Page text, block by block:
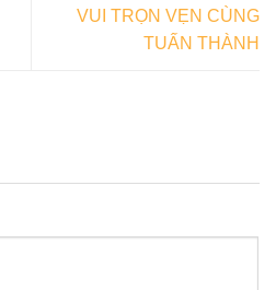
VUI TRỌN VẸN CÙNG
TUẤN THÀNH